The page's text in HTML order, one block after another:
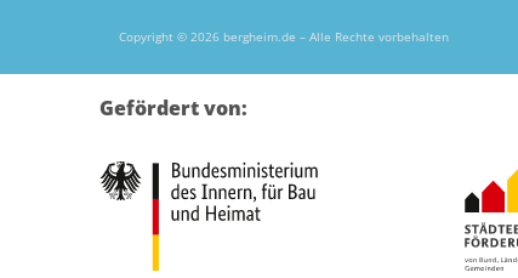
Copyright © 2026 bergheim.de – Alle Rechte vorbehalten
Gefördert von: